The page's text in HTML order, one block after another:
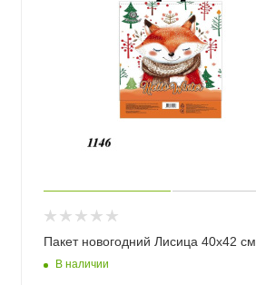
Пакет новогодний Лисица 40х42 см
В наличии